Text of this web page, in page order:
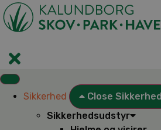
Videre
til
indhold
Sikkerhed Close Sikkerhed
Sikkerhedsudstyr